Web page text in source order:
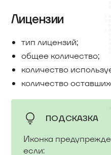
Лицензии
тип лицензий;
общее количество;
количество
количество
ПОДСКАЗКА
Иконка
если: